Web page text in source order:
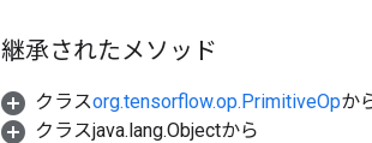
継承されたメソッド
クラスorg.tensorflow.op.PrimitiveOpか
クラスjava.lang.Objectから